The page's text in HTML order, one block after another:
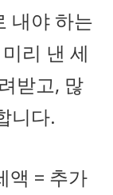
내야 하는
리 낸 세
받고, 많
니다.
액 = 추가